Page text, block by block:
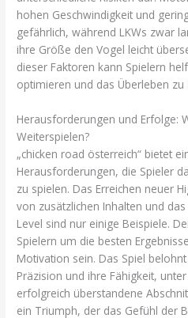
hohen Geschwindigkeit und
gefährlich, während LKWs zwar
ihre Größe den Vogel leicht
dieser Faktoren kann Spielern
optimieren und das Überleben zu
Herausforderungen und Erfolge:
Weiterspielen?
„chicken road österreich“ bietet
Herausforderungen, die Spieler
zu spielen. Das Erreichen neuer
von zusätzlichen Inhalten und
Level sind nur einige Beispiele.
Spielern um die besten
Motivation sein. Das Spiel
Präzision und ihre Fähigkeit,
erfolgreich überstandene
ein Triumph, der das Gefühl der